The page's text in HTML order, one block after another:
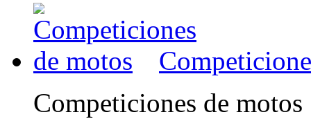
Competiciones de motos